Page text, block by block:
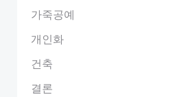
가죽공예
개인화
건축
결론